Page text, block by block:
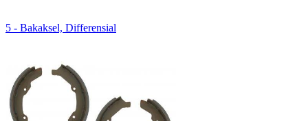
5 - Bakaksel, Differensial